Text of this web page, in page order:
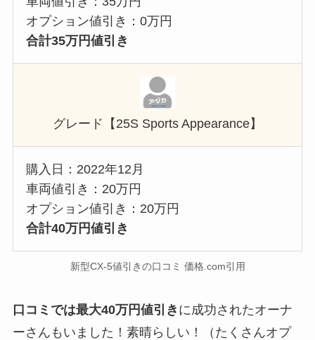
オプション値引き：0万円
合計35万円値引き
グレード【25S Sports Appearance】
購入日：2022年12月
車両値引き：20万円
オプション値引き：20万円
合計40万円値引き
新型CX-5値引きの口コミ 価格.com引用
口コミでは最大40万円値引き に成功されたオーナ
ーさんもいました！素晴らしい！（たくさんオプ